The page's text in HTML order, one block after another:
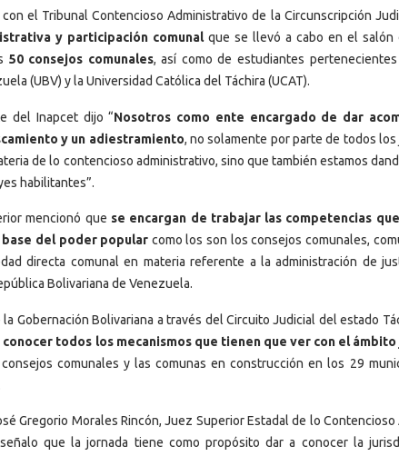
el Tribunal Contencioso Administrativo de la Circunscripción
y participación comunalque se llevó a cabo en el salón
50 consejos comunales, así como de estudiantes
(UBV) y la Universidad Católica del Táchira (UCAT).
del Inapcet dijo “Nosotros como ente encargado de dar
y un adiestramiento, no solamente por parte de todos
de lo contencioso administrativo, sino que también estamos
habilitantes”.
mencionó que se encargan de trabajar las competencias
del poder popular como los son los consejos comunales,
directa comunal en materia referente a la administración de
Bolivariana de Venezuela.
Gobernación Bolivariana a través del Circuito Judicial del estado
conocer todos los mecanismos que tienen que ver con el
comunales y las comunas en construcción en los 29
Gregorio Morales Rincón, Juez Superior Estadal de lo
que la jornada tiene como propósito dar a conocer la